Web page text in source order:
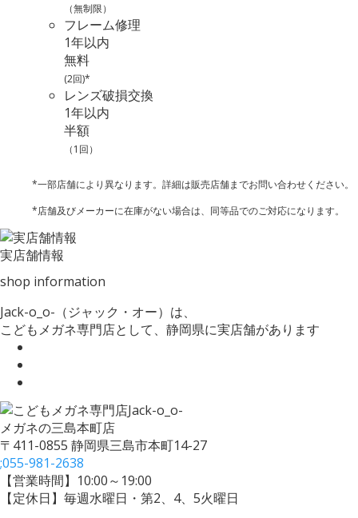
（無制限）
フレーム修理
1年以内
無料
(2回)*
レンズ破損交換
1年以内
半額
（1回）
*一部店舗により異なります。詳細は販売店舗までお問い合わせください。
*店舗及びメーカーに在庫がない場合は、同等品でのご対応になります。
実店舗情報
shop information
Jack-o_o-（ジャック・オー）は、
こどもメガネ専門店として、静岡県に実店舗があります
メガネの三島本町店
〒411-0855 静岡県三島市本町14-27
;055-981-2638
【営業時間】10:00～19:00
【定休日】毎週水曜日・第2、4、5火曜日